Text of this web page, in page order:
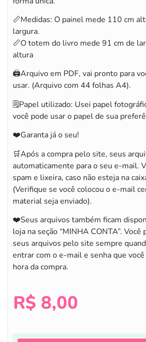
📏Medidas: O painel mede 110 cm
largura.
📏O totem do livro mede 91 cm de
altura
🖨️Arquivo em PDF, vai pronto para
usar. (Arquivo com 44 folhas A4).
🗒️Papel utilizado: Usei papel
você pode usar o papel de sua
❤️Garanta já o seu!
🛒Após a compra pelo site, seus
automaticamente para o seu e-mail.
spam e lixeira, caso não esteja na
(Verifique se você colocou o e-mail
material seja enviado).
❤️Seus arquivos também ficam
loja na seção “MINHA CONTA”. Você
seus arquivos pelo site sempre
entrar com o e-mail e senha que
hora da compra.
R$ 8,00